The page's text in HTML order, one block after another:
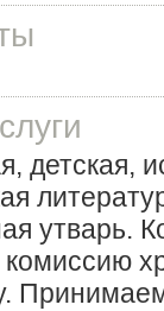
детская,
утварь.